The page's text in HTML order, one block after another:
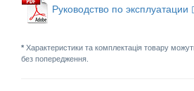
Руководство по эксплуатации
* Характеристики та комплектація товару
без попередження.